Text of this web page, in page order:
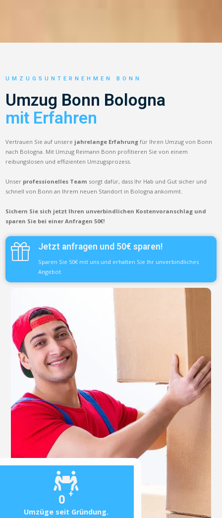
0 +
Umzüge seit Gründung.
UMZUGSUNTERNEHMEN BONN
Umzug Bonn Bologna
mit Erfahren
Vertrauen Sie auf unsere jahrelange Erfahrung für Ihren Umzug von Bonn
nach Bologna. Mit Umzug Reimann Bonn profitieren Sie von einem
reibungslosen und effizienten Umzugsprozess.
Unser professionelles Team sorgt dafür, dass Ihr Hab und Gut sicher und
schnell von Bonn an Ihrem neuen Standort in Bologna ankommt.
Sichern Sie sich jetzt Ihren unverbindlichen Kostenvoranschlag und
sparen Sie bei einer Anfragen 50€!
Jetzt anfragen und 50€ sparen!
Sparen Sie 50€ mit uns und erhalten Sie Ihr unverbindliches
Angebot.